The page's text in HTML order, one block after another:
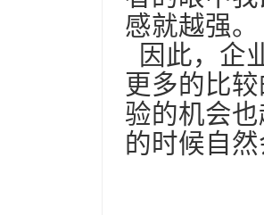
感就越强。
因此，企
更多的比
验的机会
的时候自